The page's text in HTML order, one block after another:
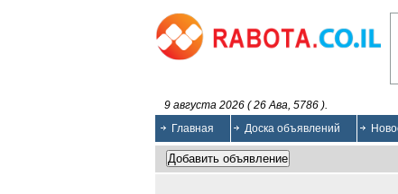
9 августа 2026 ( 26 Ава, 5786 ).
Главная
Доска объявлений